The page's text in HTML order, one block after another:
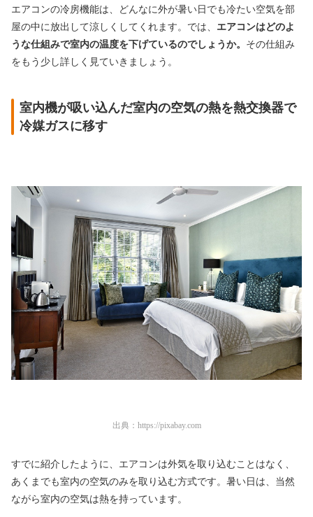
エアコンの冷房機能は、どんなに外が暑い日でも冷たい空気を部
屋の中に放出して涼しくしてくれます。では、 エアコンはどのよ
うな仕組みで室内の温度を下げているのでしょうか。 その仕組み
をもう少し詳しく見ていきましょう。
室内機が吸い込んだ室内の空気の熱を熱交換器で
冷媒ガスに移す
出典： https://pixabay.com
すでに紹介したように、エアコンは外気を取り込むことはなく、
あくまでも室内の空気のみを取り込む方式です。暑い日は、当然
ながら室内の空気は熱を持っています。